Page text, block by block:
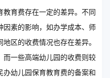
教育费存在一定的差异。不同
因素的影响，如办学成本、师
区的收费情况也存在差异。
一些高端幼儿园的收费则较
幼儿园保育教育费的备案和